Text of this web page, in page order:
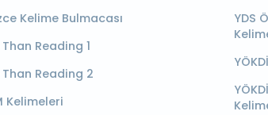
Kelime Bulmacası
Reading 1
Reading 2
Kelimeleri
YDS